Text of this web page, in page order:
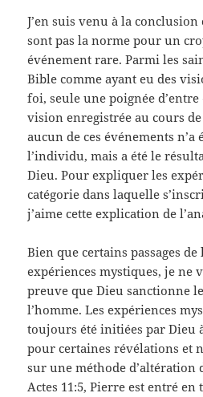
J’en suis venu à la
sont pas la norme pour un
événement rare. Parmi les
Bible comme ayant eu des
foi, seule une poignée
vision enregistrée au cours
aucun de ces événements
l’individu, mais a été le
Dieu. Pour expliquer les
catégorie dans laquelle
j’aime cette explication de
Bien que certains passages
expériences mystiques, je ne
preuve que Dieu sanctionne
l’homme. Les expériences
toujours été initiées par Dieu
pour certaines révélations et
sur une méthode d’altération
Actes 11:5, Pierre est entré